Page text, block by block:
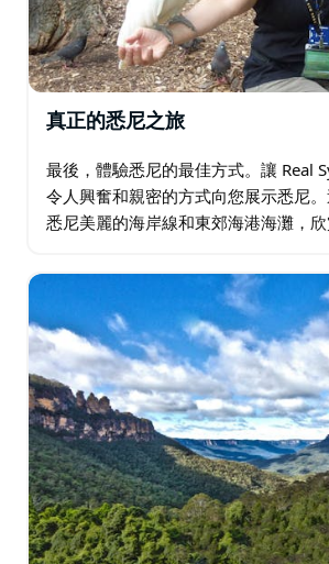
真正的悉尼之旅
最後，體驗悉尼的最佳方式。讓 Real
令人興奮和親密的方式向您展示悉尼
悉尼美麗的海岸線和東郊海港海灘，
受。 您的司機…